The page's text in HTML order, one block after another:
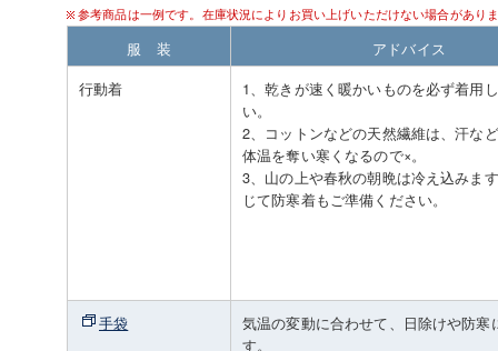
参考商品は一例です。在庫状況によりお買い上げいただけない場合があり
服 装
アドバイス
行動着
1、乾きが速く暖かいものを必ず着用
い。
2、コットンなどの天然繊維は、汗な
体温を奪い寒くなるので×。
3、山の上や春秋の朝晩は冷え込みま
じて防寒着もご準備ください。
手袋
気温の変動に合わせて、日除けや防寒
す。